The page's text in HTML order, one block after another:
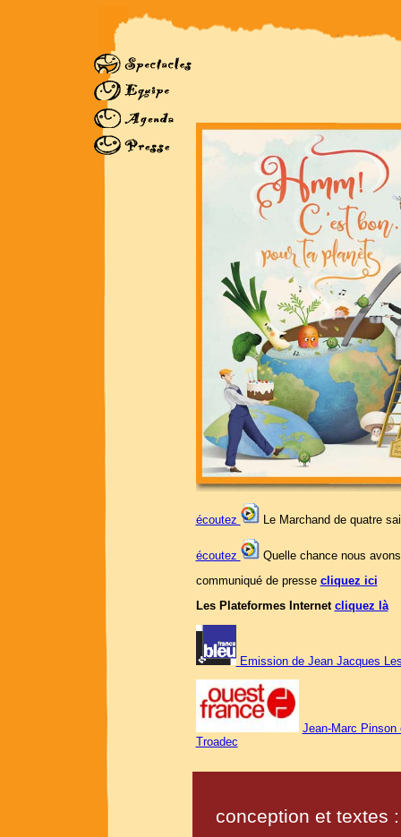
écoutez Le Marchand de quatre
écoutez
Quelle chance nous avons
communiqué de presse cliquez ici
Les Plateformes Internet cliquez là
Emission de Jean Jacques
Jean-Marc Pinson
Troadec
conception et textes